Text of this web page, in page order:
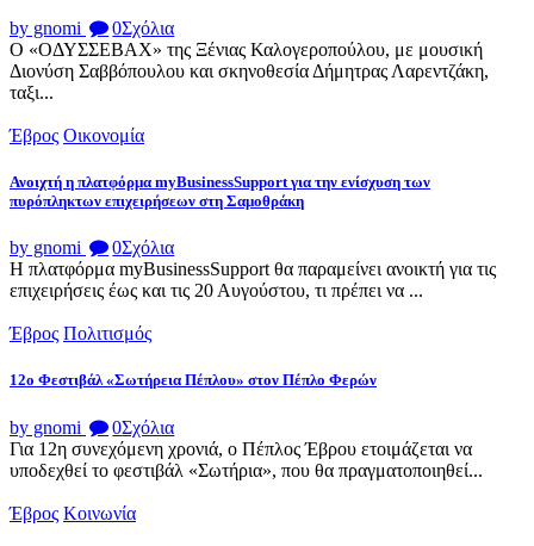
by gnomi 0Σχόλια
Ο «ΟΔΥΣΣΕΒΑΧ» της Ξένιας Καλογεροπούλου, με μουσική
Διονύση Σαββόπουλου και σκηνοθεσία Δήμητρας Λαρεντζάκη,
ταξι...
Έβρος Οικονομία
Ανοιχτή η πλατφόρμα myBusinessSupport για την ενίσχυση των
πυρόπληκτων επιχειρήσεων στη Σαμοθράκη
by gnomi 0Σχόλια
Η πλατφόρμα myBusinessSupport θα παραμείνει ανοικτή για τις
επιχειρήσεις έως και τις 20 Αυγούστου, τι πρέπει να ...
Έβρος Πολιτισμός
12ο Φεστιβάλ «Σωτήρεια Πέπλου» στον Πέπλο Φερών
by gnomi 0Σχόλια
Για 12η συνεχόμενη χρονιά, ο Πέπλος Έβρου ετοιμάζεται να
υποδεχθεί το φεστιβάλ «Σωτήρια», που θα πραγματοποιηθεί...
Έβρος Κοινωνία